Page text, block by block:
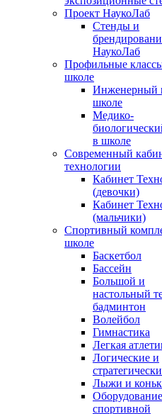
Проект НаукоЛаб
Стенды и
НаукоЛаб
Профильные
школе
Инженерный
школе
Медико-
в школе
Современный
технологии
Кабинет
(девочки)
Кабинет
(мальчики)
Спортивный
школе
Баскетбол
Бассейн
Большой и
настольный
бадминтон
Волейбол
Гимнастика
Легкая
Логические и
Лыжи и
спортивной